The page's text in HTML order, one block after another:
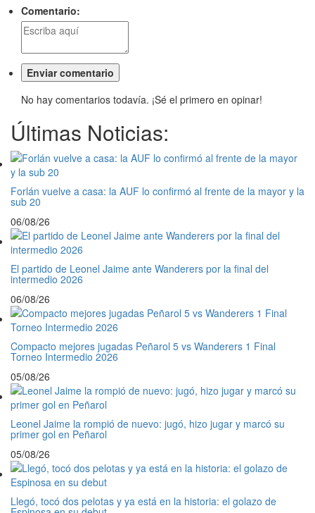
Comentario:
No hay comentarios todavía. ¡Sé el primero en opinar!
Últimas Noticias:
Forlán vuelve a casa: la AUF lo confirmó al frente de la mayor y la
sub 20
06/08/26
El partido de Leonel Jaime ante Wanderers por la final del
intermedio 2026
06/08/26
Compacto mejores jugadas Peñarol 5 vs Wanderers 1 Final
Torneo Intermedio 2026
05/08/26
Leonel Jaime la rompió de nuevo: jugó, hizo jugar y marcó su
primer gol en Peñarol
05/08/26
Llegó, tocó dos pelotas y ya está en la historia: el golazo de